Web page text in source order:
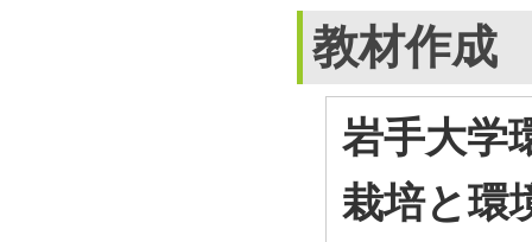
教材作成
岩手大学
栽培と環